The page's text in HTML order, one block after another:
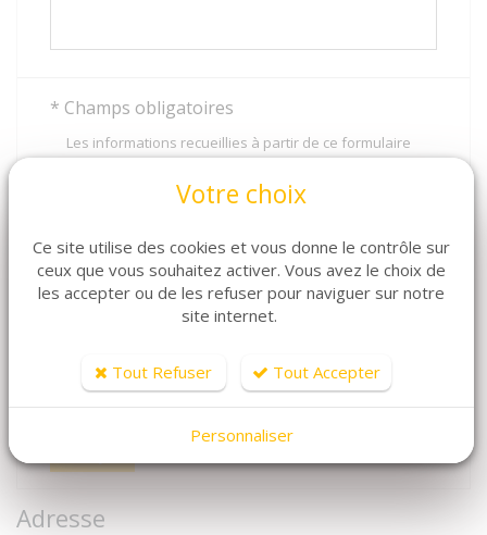
* Champs obligatoires
Les informations recueillies à partir de ce formulaire
sont nécessaires à l'instruction de votre demande. En
envoyant ce formulaire vous consentez à
l'enregistrement et à la transmission aux services de
Vous disposez de droits Informatique et Libertés sur
les données vous concernant, que vous pouvez
exercer en contactant le délégué à la protection des
données de Cavavin. Politique de protection des
téléphoniqueBloctel, sur laquelle vous pouvez vous
inscrire ici :https://www.bloctel.gouv.fr/.
Adresse
Votre choix
Ce site utilise des cookies et vous donne le contrôle sur
ceux que vous souhaitez activer. Vous avez le choix de
les accepter ou de les refuser pour naviguer sur notre
site internet.
Tout Refuser Tout Accepter
Personnaliser